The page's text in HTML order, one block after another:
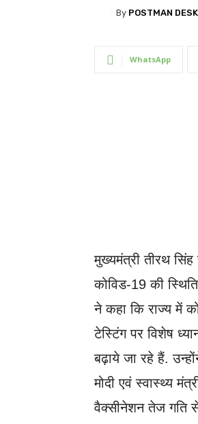
By POSTMAN DESK
WhatsApp
मुख्यमंत्री तीरथ सिंह
कोविड-19 की
ने कहा कि राज्य में
टेस्टिंग पर विशेष
बढ़ाये जा रहे हैं.
मोदी एवं स्वास्थ्य
वैक्सीनेशन तेज गति